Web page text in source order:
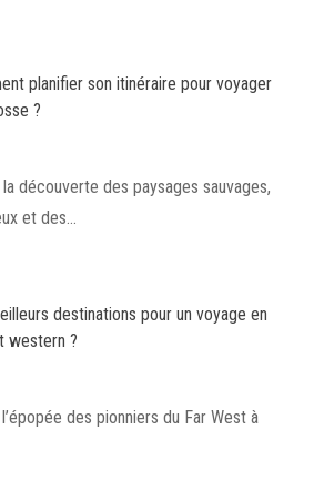
planifier son itinéraire pour voyager
?
découverte des paysages sauvages,
et des…
destinations pour un voyage en
western ?
des pionniers du Far West à